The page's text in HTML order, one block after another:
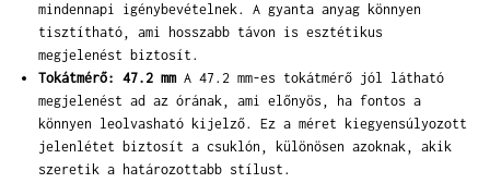
mindennapi igénybevételnek. A gyanta anyag könnyen
tisztítható, ami hosszabb távon is esztétikus
megjelenést biztosít.
Tokátmérő: 47.2 mmA 47.2 mm-es tokátmérő jól látható
megjelenést ad az órának, ami előnyös, ha fontos a
könnyen leolvasható kijelző. Ez a méret kiegyensúlyozott
jelenlétet biztosít a csuklón, különösen azoknak, akik
szeretik a határozottabb stílust.